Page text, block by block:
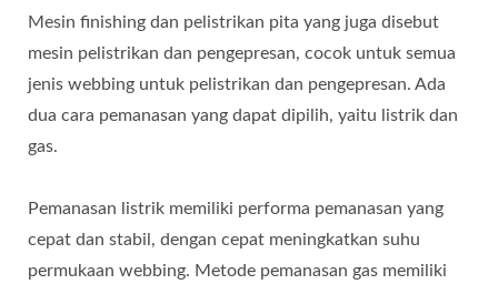
Mesin finishing dan pelistrikan pita yang juga disebut
mesin pelistrikan dan pengepresan, cocok untuk semua
jenis webbing untuk pelistrikan dan pengepresan. Ada
dua cara pemanasan yang dapat dipilih, yaitu listrik dan
gas.
Pemanasan listrik memiliki performa pemanasan yang
cepat dan stabil, dengan cepat meningkatkan suhu
permukaan webbing. Metode pemanasan gas memiliki